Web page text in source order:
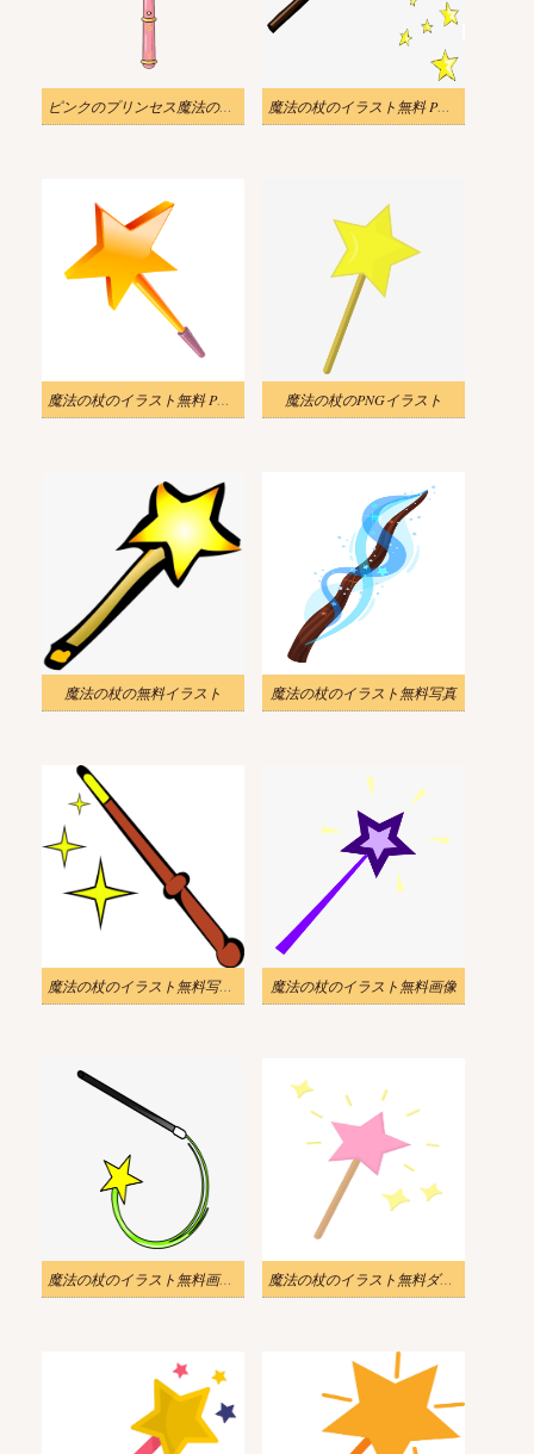
ピンクのプリンセス魔法の杖のイラスト 魔法の杖のイラスト無料 PNG 画像
魔法の杖のイラスト無料 PNG 画像 2 魔法の杖のPNGイラスト
魔法の杖の無料イラスト 魔法の杖のイラスト無料写真
魔法の杖のイラスト無料写真 2 魔法の杖のイラスト無料画像
魔法の杖のイラスト無料画像 2 魔法の杖のイラスト無料ダウンロード